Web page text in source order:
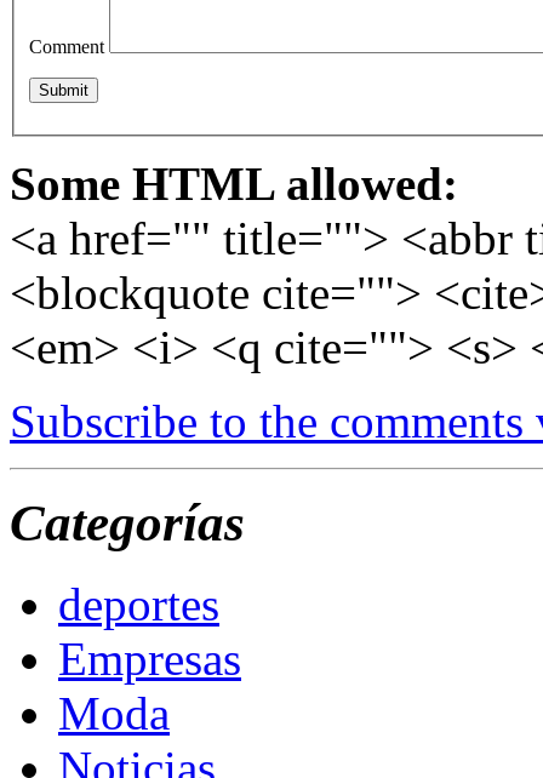
Comment
Some HTML allowed:
<a href="" title=""> <abbr
<blockquote cite="">
<em> <i> <q cite=""> <s>
Subscribe to the comments
Categorías
deportes
Empresas
Moda